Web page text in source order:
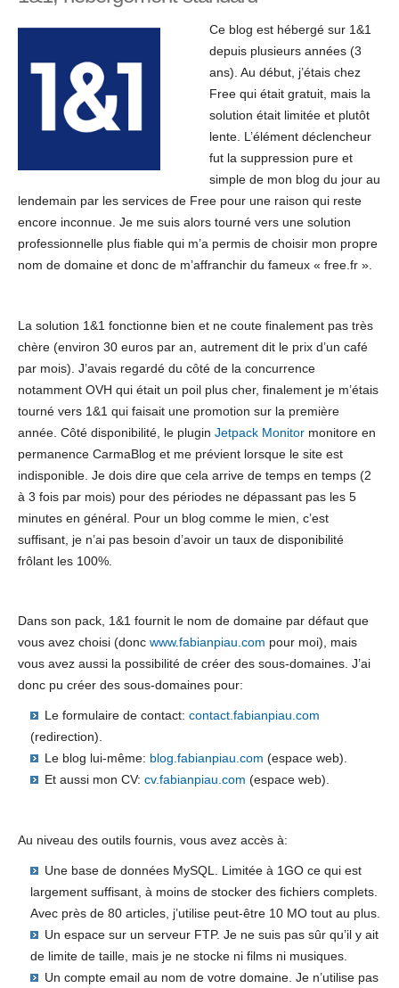
Ce blog est hébergé sur 1&1
depuis plusieurs années (3
ans). Au début, j’étais chez
Free qui était gratuit, mais la
solution était limitée et plutôt
lente. L’élément déclencheur
fut la suppression pure et
simple de mon blog du jour au
lendemain par les services de Free pour une raison qui reste
encore inconnue. Je me suis alors tourné vers une solution
professionnelle plus fiable qui m’a permis de choisir mon propre
nom de domaine et donc de m’affranchir du fameux « free.fr ».
La solution 1&1 fonctionne bien et ne coute finalement pas très
chère (environ 30 euros par an, autrement dit le prix d’un café
par mois). J’avais regardé du côté de la concurrence
notamment OVH qui était un poil plus cher, finalement je m’étais
tourné vers 1&1 qui faisait une promotion sur la première
année. Côté disponibilité, le plugin Jetpack Monitor monitore en
permanence CarmaBlog et me prévient lorsque le site est
indisponible. Je dois dire que cela arrive de temps en temps (2
à 3 fois par mois) pour des périodes ne dépassant pas les 5
minutes en général. Pour un blog comme le mien, c’est
suffisant, je n’ai pas besoin d’avoir un taux de disponibilité
frôlant les 100%.
Dans son pack, 1&1 fournit le nom de domaine par défaut que
vous avez choisi (donc www.fabianpiau.com pour moi), mais
vous avez aussi la possibilité de créer des sous-domaines. J’ai
donc pu créer des sous-domaines pour:
Le formulaire de contact: contact.fabianpiau.com
(redirection).
Le blog lui-même: blog.fabianpiau.com (espace web).
Et aussi mon CV: cv.fabianpiau.com (espace web).
Au niveau des outils fournis, vous avez accès à:
Une base de données MySQL. Limitée à 1GO ce qui est
largement suffisant, à moins de stocker des fichiers complets.
Avec près de 80 articles, j’utilise peut-être 10 MO tout au plus.
Un espace sur un serveur FTP. Je ne suis pas sûr qu’il y ait
de limite de taille, mais je ne stocke ni films ni musiques.
Un compte email au nom de votre domaine. Je n’utilise pas